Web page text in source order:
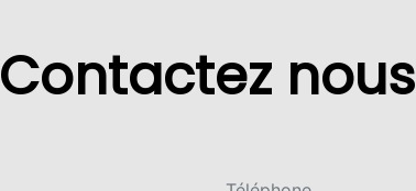
Contactez nous